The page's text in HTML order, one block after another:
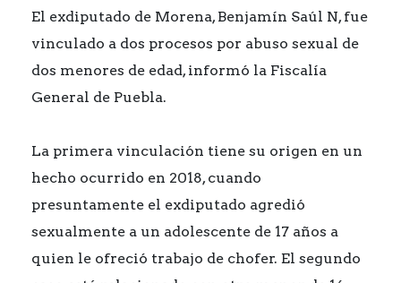
El exdiputado de Morena, Benjamín Saúl N, fue
vinculado a dos procesos por abuso sexual de
dos menores de edad, informó la Fiscalía
General de Puebla.
La primera vinculación tiene su origen en un
hecho ocurrido en 2018, cuando
presuntamente el exdiputado agredió
sexualmente a un adolescente de 17 años a
quien le ofreció trabajo de chofer. El segundo